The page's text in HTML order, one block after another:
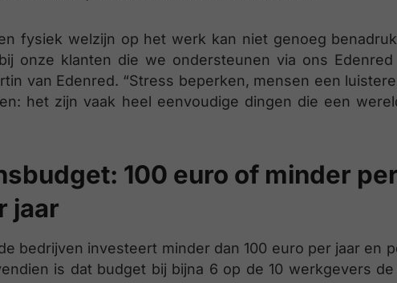
fysiek welzijn op het werk kan niet genoeg
onze klanten die we ondersteunen via ons Edenred
van Edenred. “Stress beperken, mensen een
het zijn vaak heel eenvoudige dingen die een
100 euro of minder per
jaar
bedrijven investeert minder dan 100 euro per jaar en
is dat budget bij bijna 6 op de 10 werkgevers